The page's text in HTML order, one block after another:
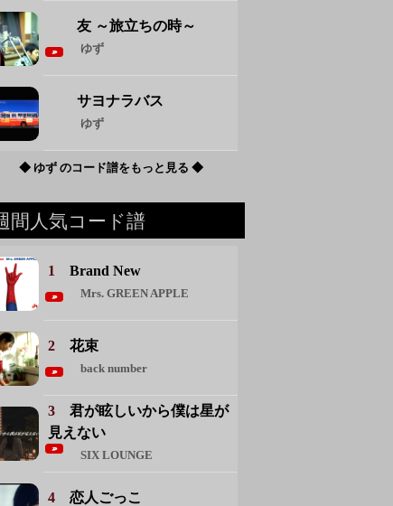
友 ～旅立ちの時～
ゆず
サヨナラバス
ゆず
◆ ゆず のコード譜をもっと見る ◆
間人気コード譜
1 Brand New
Mrs. GREEN APPLE
2 花束
back number
3 君が眩しいから僕は星が
見えない
SIX LOUNGE
4 恋人ごっこ